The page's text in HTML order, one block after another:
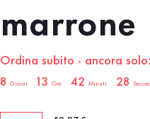
marrone
Ordina subito - ancora solo:
sale.countdown.description
8 Giorni 13 Ore 42 Minuti 27